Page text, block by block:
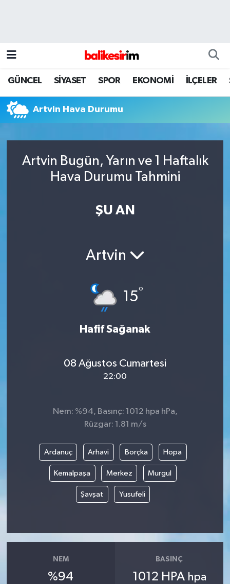
GÜNCEL SİYASET SPOR EKONOMİ İLÇELER
Artvin Hava Durumu
Artvin Bugün, Yarın ve 1 Haftalık
Hava Durumu Tahmini
ŞU AN
Artvin
15°
Hafif Sağanak
08 Ağustos Cumartesi
22:00
Nem: %94, Basınç: 1012 hpa hPa,
Rüzgar: 1.81 m/s
Ardanuç Arhavi Borçka Hopa
Kemalpaşa Merkez Murgul
Şavşat Yusufeli
NEM
%94
BASINÇ
1012 HPA hpa